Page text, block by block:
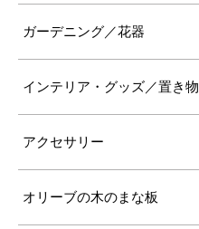
ガーデニング／花器
インテリア・グッズ／置き物
アクセサリー
オリーブの木のまな板